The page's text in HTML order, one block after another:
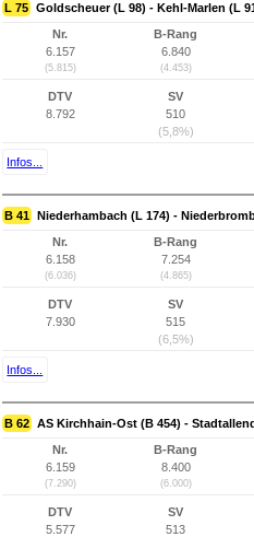
L 75 Goldscheuer (L 98) - Kehl-Marlen (L
Nr.
6.157
(5.815)
B-Rang
6.840
(4.453)
DTV
8.792
SV
510
(5,8%)
Infos...
B 41 Niederhambach (L 174) -
Nr.
6.158
(6.036)
B-Rang
7.254
(4.865)
DTV
7.930
SV
515
(6,5%)
Infos...
B 62 AS Kirchhain-Ost (B 454) -
Nr.
6.159
(7.290)
B-Rang
8.400
(6.000)
DTV
5.577
SV
513